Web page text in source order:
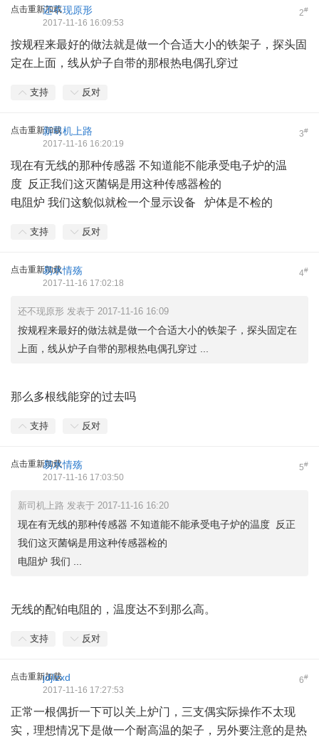
点击重新加载 2#
还不现原形
2017-11-16 16:09:53
按规程来最好的做法就是做一个合适大小的铁架子，探头固
定在上面，线从炉子自带的那根热电偶孔穿过
支持 反对
点击重新加载 3#
新司机上路
2017-11-16 16:20:19
现在有无线的那种传感器 不知道能不能承受电子炉的温
度 反正我们这灭菌锅是用这种传感器检的
电阻炉 我们这貌似就检一个显示设备 炉体是不检的
支持 反对
点击重新加载 4#
易水情殇
2017-11-16 17:02:18
还不现原形 发表于 2017-11-16 16:09
按规程来最好的做法就是做一个合适大小的铁架子，探头固定在
上面，线从炉子自带的那根热电偶孔穿过 ...
那么多根线能穿的过去吗
支持 反对
点击重新加载 5#
易水情殇
2017-11-16 17:03:50
新司机上路 发表于 2017-11-16 16:20
现在有无线的那种传感器 不知道能不能承受电子炉的温度 反正
我们这灭菌锅是用这种传感器检的
电阻炉 我们 ...
无线的配铂电阻的，温度达不到那么高。
支持 反对
点击重新加载 6#
jdjlzxd
2017-11-16 17:27:53
正常一根偶折一下可以关上炉门，三支偶实际操作不太现
实，理想情况下是做一个耐高温的架子，另外要注意的是热